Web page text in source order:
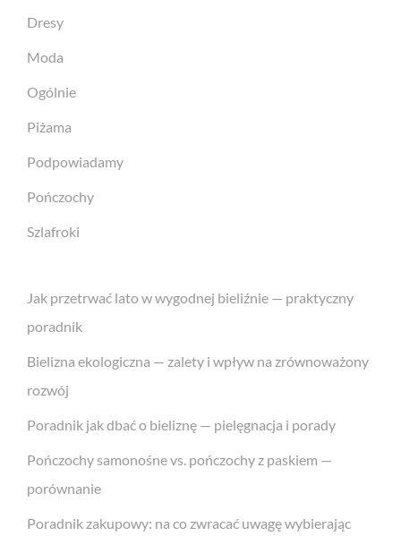
Dresy
Moda
Ogólnie
Piżama
Podpowiadamy
Pończochy
Szlafroki
Jak przetrwać lato w wygodnej bieliźnie — praktyczny
poradnik
Bielizna ekologiczna — zalety i wpływ na zrównoważony
rozwój
Poradnik jak dbać o bieliznę — pielęgnacja i porady
Pończochy samonośne vs. pończochy z paskiem —
porównanie
Poradnik zakupowy: na co zwracać uwagę wybierając